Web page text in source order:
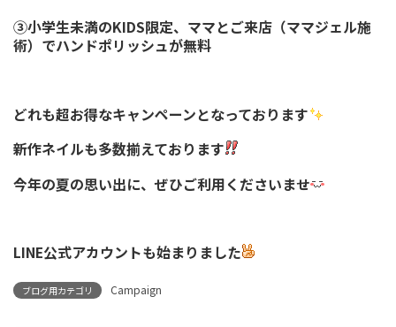
③小学生未満のKIDS限定、ママとご来店（ママジェル施
術）でハンドポリッシュが無料
どれも超お得なキャンペーンとなっております
新作ネイルも多数揃えております
今年の夏の思い出に、ぜひご利用くださいませ
LINE公式アカウントも始まりました
ブログ用カテゴリ Campaign